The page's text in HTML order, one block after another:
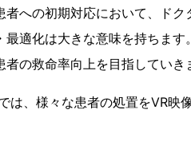
への初期対応において、ド
最適化は大きな意味を持ちま
の救命率向上を目指していき
は、様々な患者の処置をVR映